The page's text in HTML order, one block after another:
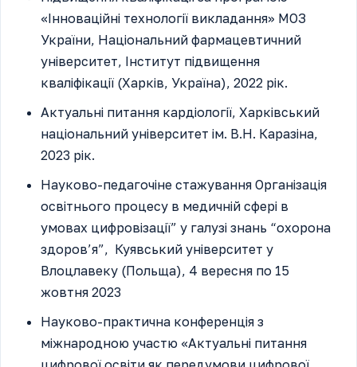
«Інноваційні технології викладання» МОЗ
України, Національний фармацевтичний
університет, Інститут підвищення
кваліфікації (Харків, Україна), 2022 рік.
Актуальні питання кардіології, Харківський
національний університет ім. В.Н. Каразіна,
2023 рік.
Науково-педагочіне стажування Організація
освітнього процесу в медичній сфері в
умовах цифровізації” у галузі знань “охорона
здоров’я”, Куявський університет у
Влоцлавеку (Польща), 4 вересня по 15
жовтня 2023
Науково-практична конференція з
міжнародною участю «Актуальні питання